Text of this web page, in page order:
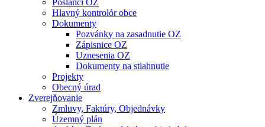
Poslanci OZ
Hlavný kontrolór obce
Dokumenty
Pozvánky na zasadnutie OZ
Zápisnice OZ
Uznesenia OZ
Dokumenty na stiahnutie
Projekty
Obecný úrad
Zverejňovanie
Zmluvy, Faktúry, Objednávky
Územný plán